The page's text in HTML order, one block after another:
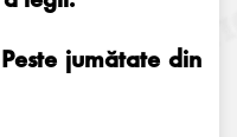
jumătate din